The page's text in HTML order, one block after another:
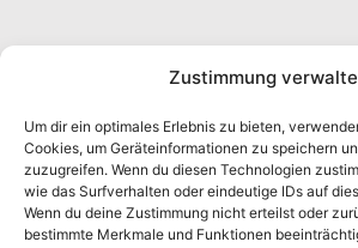
Zustimmung
Um dir ein optimales Erlebnis zu bieten,
Cookies, um Geräteinformationen zu speichern
zuzugreifen. Wenn du diesen Technologien
wie das Surfverhalten oder eindeutige IDs auf
Wenn du deine Zustimmung nicht erteilst oder
bestimmte Merkmale und Funktionen
KONTAKT
schluesselteam@gmx.de
0157 / 333 26 326
Alte Salzstr. 5A, 21516